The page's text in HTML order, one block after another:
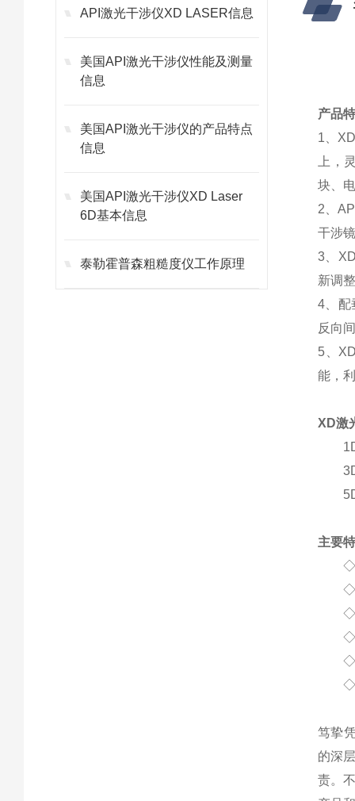
API激光干涉仪XD LASER信息
美国API激光干涉仪性能及测量
信息
美国API激光干涉仪的产品特点
信息
美国API激光干涉仪XD Laser
6D基本信息
泰勒霍普森粗糙度仪工作原理
产品
1、
上，
块、
2、
干涉
3、
新调
4、配
反向
5、
能，
XD激
1D
3D
5D/
主要
◇ 同
◇ 设
◇ 可
◇ 可
◇ 设
◇ 集
笃挚
的深
责。